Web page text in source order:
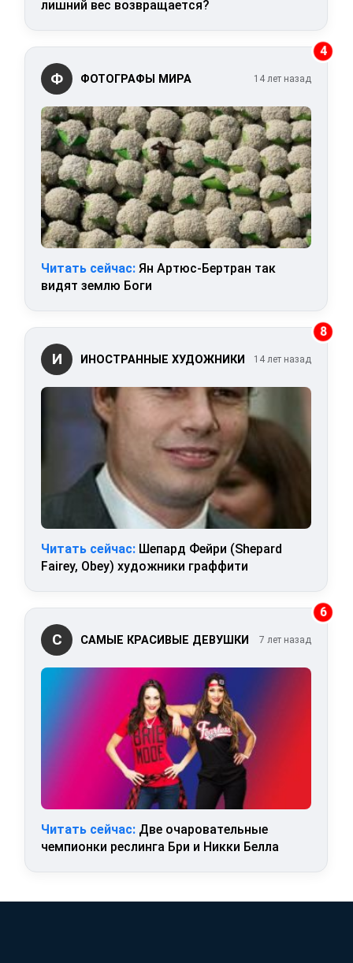
лишний вес возвращается?
4
Ф ФОТОГРАФЫ МИРА 14 лет назад
Читать сейчас: Ян Артюс-Бертран так
видят землю Боги
8
И ИНОСТРАННЫЕ ХУДОЖНИКИ 14 лет назад
Читать сейчас: Шепард Фейри (Shepard
Fairey, Obey) художники граффити
6
С САМЫЕ КРАСИВЫЕ ДЕВУШКИ 7 лет назад
Читать сейчас: Две очаровательные
чемпионки реслинга Бри и Никки Белла